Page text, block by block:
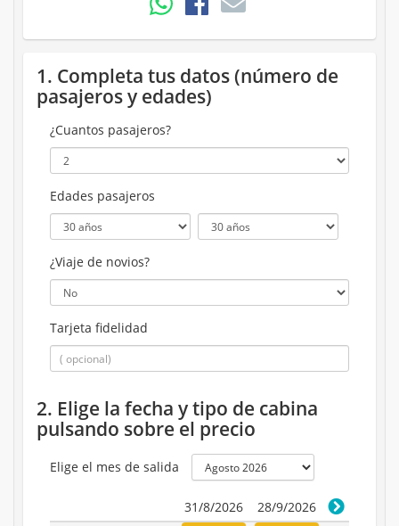
1. Completa tus datos (número de
pasajeros y edades)
¿Cuantos pasajeros?
Edades pasajeros
¿Viaje de novios?
Tarjeta fidelidad
2. Elige la fecha y tipo de cabina
pulsando sobre el precio
Elige el mes de salida
31/8/2026
28/9/2026